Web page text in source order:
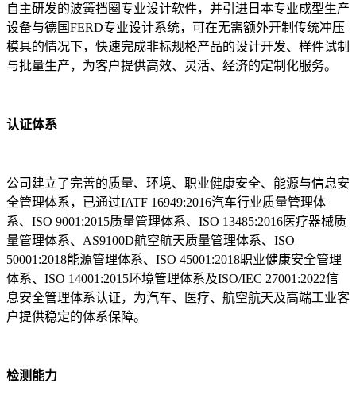
自主研发的波簧挡圈专业设计软件，并引进日本专业成型生产
设备与德国FERD专业设计系统，可在无需额外开制传统冲压
模具的情况下，快速完成非标规格产品的设计开发、样件试制
与批量生产，为客户提供高效、灵活、经济的定制化服务。
认证体系
公司建立了完善的质量、环境、职业健康安全、能源与信息安
全管理体系，已通过IATF 16949:2016汽车行业质量管理体
系、ISO 9001:2015质量管理体系、ISO 13485:2016医疗器械质
量管理体系、AS9100D航空航天质量管理体系、ISO
50001:2018能源管理体系、ISO 45001:2018职业健康安全管理
体系、ISO 14001:2015环境管理体系及ISO/IEC 27001:2022信
息安全管理体系认证，为汽车、医疗、航空航天及高端工业客
户提供稳定的体系保障。
检测能力